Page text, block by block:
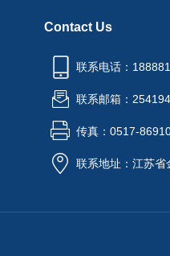
Contact Us
联系电话：
联系邮箱：
传真：0517-
联系地址：江苏省